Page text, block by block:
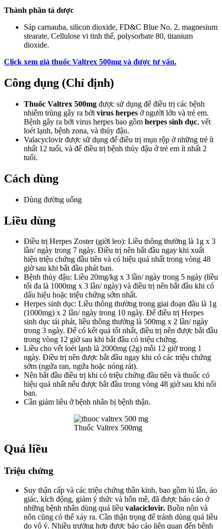
Thành phần tá dược
Sáp carnauba, silicon dioxide, FD&C Blue No. 2, magnesium
stearate, Cellulose vi tinh thể, polysorbate 80, titanium
dioxide.
Click xem giá thuốc Valtrex 500mg và được tư vấn.
Công dụng (Chỉ định)
Thuốc Valtrex 500mg được sử dụng để điều trị các bệnh
nhiễm trùng gây ra bởi virus herpes ở người lớn và trẻ em.
Bệnh gây ra bởi virus herpes bao gồm herpes sinh dục, vết
loét lạnh, bệnh zona, và thủy đậu.
Valacyclovir được sử dụng để điều trị mụn rộp ở những trẻ ít
nhất 12 tuổi, và để điều trị bệnh thủy đậu ở trẻ em ít nhất 2
tuổi.
Cách dùng
Dùng đường uống
Liều dùng
Điều trị Herpes Zoster (giời leo): Liều thông thường là 1g x 3
lần/ ngày trong 7 ngày. Điều trị nên bắt đầu ngay khi xuất
hiện triệu chứng đầu tiên và có hiệu quả nhất trong vòng 48
giờ sau khi bắt đầu phát ban.
Bệnh thủy đậu: Liều 20mg/kg x 3 lần/ ngày trong 5 ngày (liều
tối đa là 1000mg x 3 lần/ ngày) và điều trị nên bắt đầu khi có
dấu hiệu hoặc triệu chứng sớm nhất.
Herpes sinh dục: Liều thông thường trong giai đoạn đầu là 1g
(1000mg) x 2 lần/ ngày trong 10 ngày. Để điều trị Herpes
sinh dục tái phát, liều thông thường là 500mg x 2 lần/ ngày
trong 3 ngày. Để có kết quả tốt nhất, điều trị nên được bắt đầu
trong vòng 12 giờ sau khi bắt đầu có triệu chứng.
Liều cho vết loét lạnh là 2000mg (2g) mỗi 12 giờ trong 1
ngày. Điều trị nên được bắt đầu ngay khi có các triệu chứng
sớm (ngứa ran, ngứa hoặc nóng rát).
Nên bắt đầu điều trị khi có triệu chứng đầu tiên và thuốc có
hiệu quả nhất nếu được bắt đầu trong vòng 48 giờ sau khi nổi
ban.
Cần giảm liều ở bệnh nhân bị bệnh thận.
Thuốc Valtrex 500mg
Quá liều
Triệu chứng
Suy thận cấp và các triệu chứng thần kinh, bao gồm lú lẫn, ảo
giác, kích động, giảm ý thức và hôn mê, đã được báo cáo ở
những bệnh nhân dùng quá liều valaciclovir. Buồn nôn và
nôn cũng có thể xảy ra. Cần thận trọng để tránh dùng quá liều
do vô ý. Nhiều trường hợp được báo cáo liên quan đến bệnh